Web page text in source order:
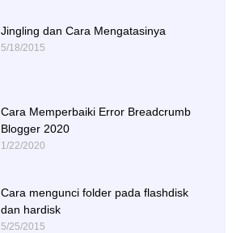
Jingling dan Cara Mengatasinya
5/18/2015
Cara Memperbaiki Error Breadcrumb
Blogger 2020
1/22/2020
Cara mengunci folder pada flashdisk
dan hardisk
5/25/2015